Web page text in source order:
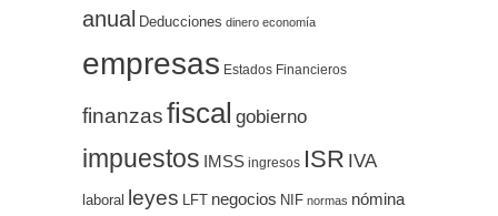
anual Deducciones dinero economía
empresas Estados Financieros
finanzasfiscal gobierno
impuestos IMSS ingresos ISR IVA
laboral leyes LFT negocios NIF normas nómina